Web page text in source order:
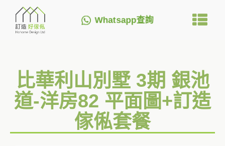
Whatsapp查詢
比華利山別墅 3期 銀池
道-洋房82 平面圖+訂造
傢俬套餐